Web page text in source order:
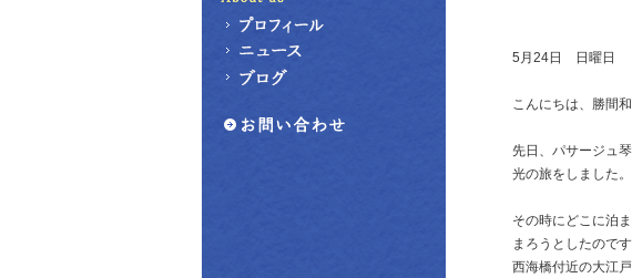
5月24日 日曜日
こんにちは、勝間和
先日、パサージュ
光の旅をしました。
その時にどこに泊
まろうとしたので
西海橋付近の大江